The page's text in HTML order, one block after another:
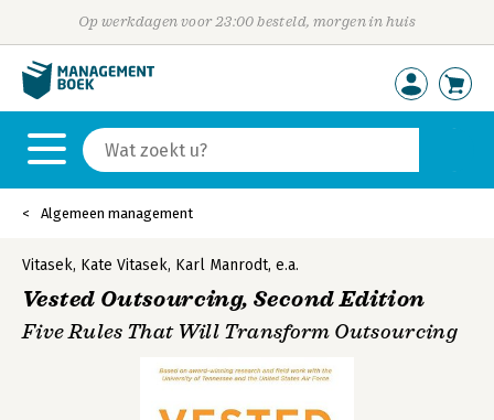
Op werkdagen voor 23:00 besteld, morgen in huis
Algemeen management
Vitasek, Kate Vitasek, Karl Manrodt, e.a.
Vested Outsourcing, Second Edition
Five Rules That Will Transform Outsourcing